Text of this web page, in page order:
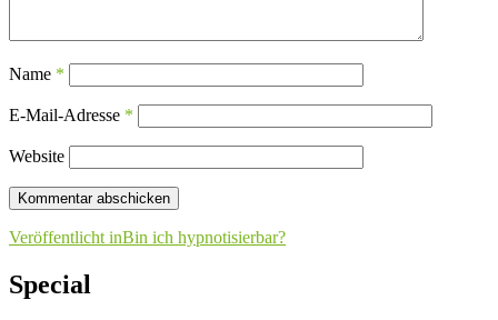
Name *
E-Mail-Adresse *
Website
Beitragsnavigation
Veröffentlicht inBin ich hypnotisierbar?
Special